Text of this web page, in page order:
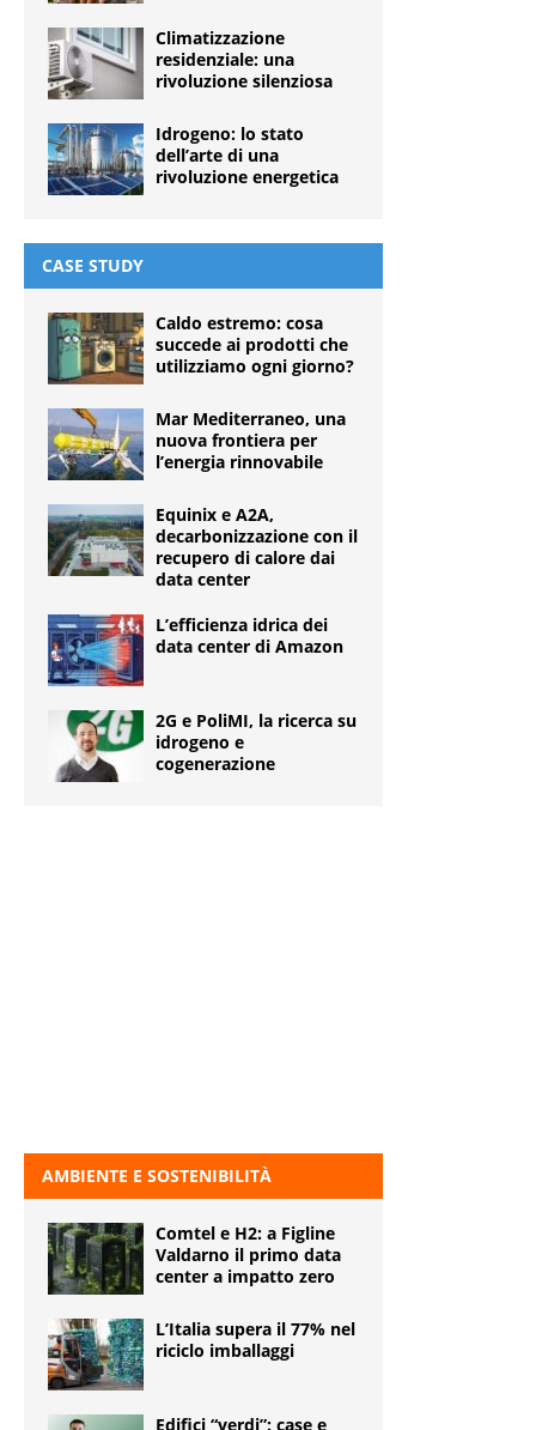
Climatizzazione
residenziale: una
rivoluzione silenziosa
Idrogeno: lo stato
dell’arte di una
rivoluzione energetica
CASE STUDY
Caldo estremo: cosa
succede ai prodotti che
utilizziamo ogni giorno?
Mar Mediterraneo, una
nuova frontiera per
l’energia rinnovabile
Equinix e A2A,
decarbonizzazione con il
recupero di calore dai
data center
L’efficienza idrica dei
data center di Amazon
2G e PoliMI, la ricerca su
idrogeno e
cogenerazione
AMBIENTE E SOSTENIBILITÀ
Comtel e H2: a Figline
Valdarno il primo data
center a impatto zero
L’Italia supera il 77% nel
riciclo imballaggi
Edifici “verdi”: case e